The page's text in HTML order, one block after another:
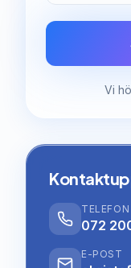
Vi
TELEFON
072
E-POST